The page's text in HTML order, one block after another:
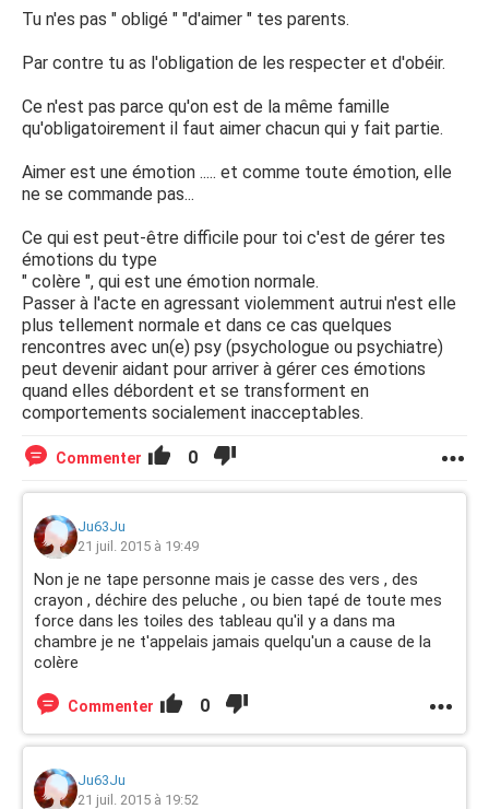
Tu n'es pas " obligé " "d'aimer " tes parents.
Par contre tu as l'obligation de les respecter et d'obéir.
Ce n'est pas parce qu'on est de la même famille
qu'obligatoirement il faut aimer chacun qui y fait partie.
Aimer est une émotion ..... et comme toute émotion, elle
ne se commande pas...
Ce qui est peut-être difficile pour toi c'est de gérer tes
émotions du type
" colère ", qui est une émotion normale.
Passer à l'acte en agressant violemment autrui n'est elle
plus tellement normale et dans ce cas quelques
rencontres avec un(e) psy (psychologue ou psychiatre)
peut devenir aidant pour arriver à gérer ces émotions
quand elles débordent et se transforment en
comportements socialement inacceptables.
Commenter 0
Ju63Ju
21 juil. 2015 à 19:49
Non je ne tape personne mais je casse des vers , des
crayon , déchire des peluche , ou bien tapé de toute mes
force dans les toiles des tableau qu'il y a dans ma
chambre je ne t'appelais jamais quelqu'un a cause de la
colère
Commenter 0
Ju63Ju
21 juil. 2015 à 19:52